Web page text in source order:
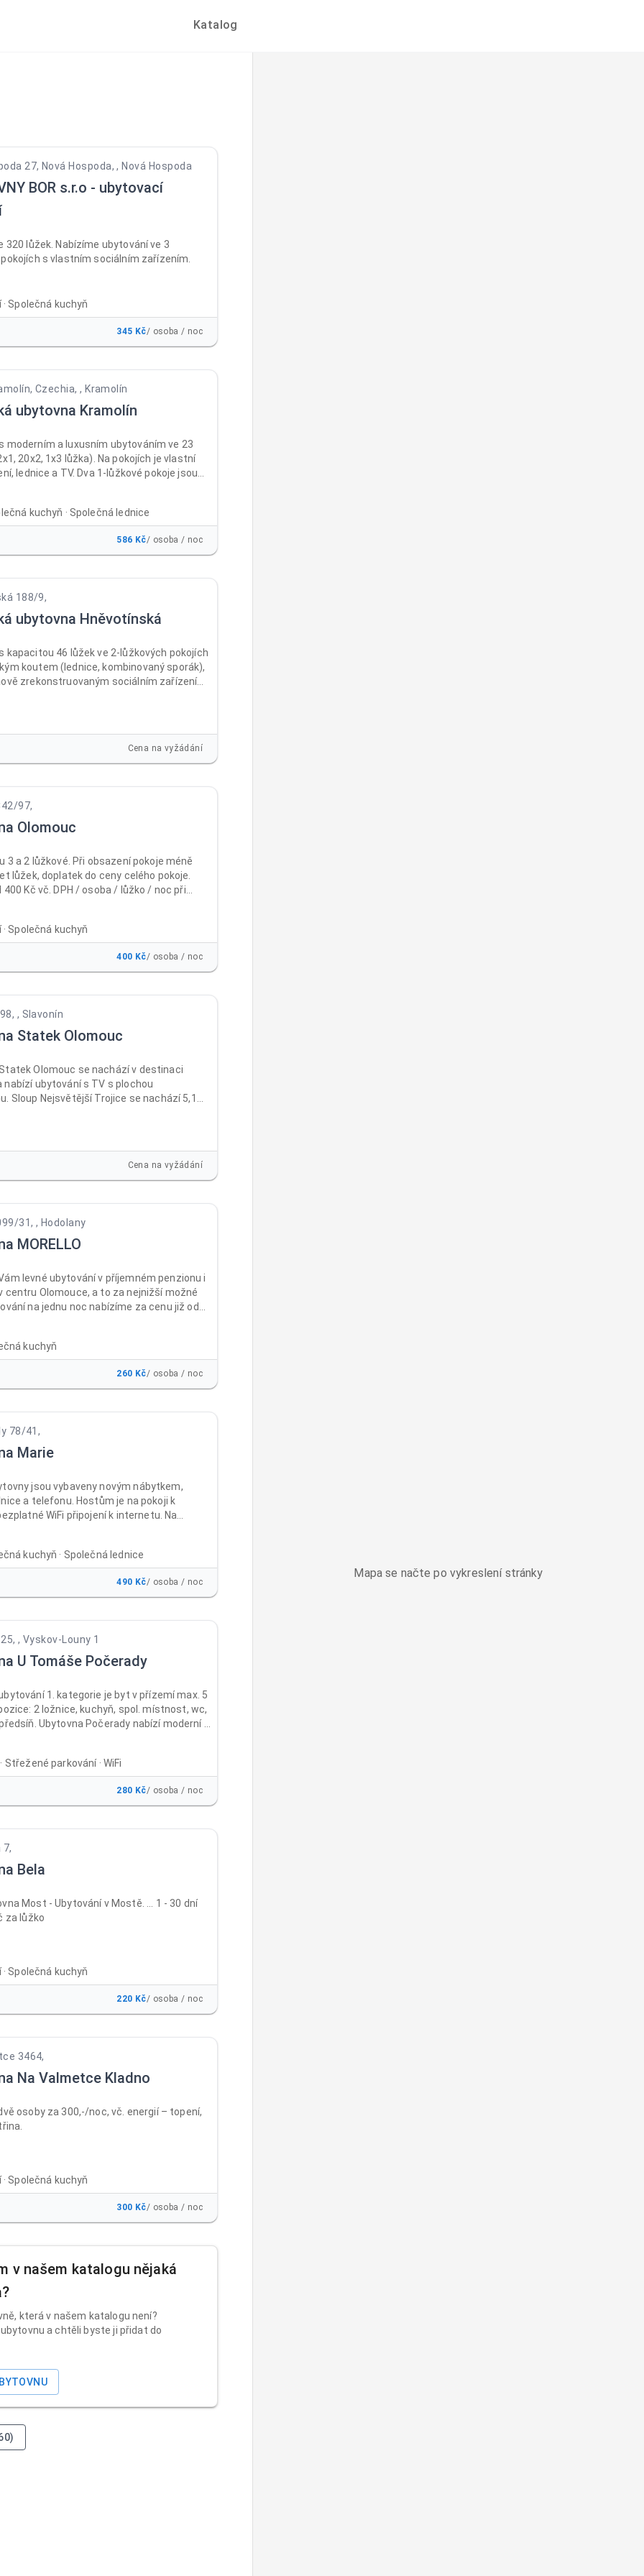
Katalog
27, Nová Hospoda, , Nová Hospoda
BOR s.r.o - ubytovací
320 lůžek. Nabízíme ubytování ve 3
pokojích s vlastním sociálním zařízením.
· Společná kuchyň
345 Kč/ osoba / noc
Czechia, , Kramolín
ubytovna Kramolín
moderním a luxusním ubytováním ve 23
20x2, 1x3 lůžka). Na pokojích je vlastní
lednice a TV. Dva 1-lůžkové pokoje jsou
kol, prádelna, společná kuchyň,
na grilování a zahradní párty. Ubytovna je
celý rok.
kuchyň · Společná lednice
586 Kč/ osoba / noc
188/9,
ubytovna Hněvotínská
kapacitou 46 lůžek ve 2-lůžkových pokojích
koutem (lednice, kombinovaný sporák),
zrekonstruovaným sociálním zařízením
Na pokojích je povlečení, ručníky a
Cena na vyžádání
97,
Olomouc
3 a 2 lůžkové. Při obsazení pokoje méně
lůžek, doplatek do ceny celého pokoje.
400 Kč vč. DPH / osoba / lůžko / noc při
/ noc 15 - 30 nocí 450 Kč / osoba / lůžko
Cena již obsahuje poplatek městu 21Kč/noc
· Společná kuchyň
400 Kč/ osoba / noc
, Slavonín
Statek Olomouc
Olomouc se nachází v destinaci
nabízí ubytování s TV s plochou
Sloup Nejsvětější Trojice se nachází 5,1
soukromé parkoviště.
Cena na vyžádání
31, , Hodolany
MORELLO
levné ubytování v příjemném penzionu i
centru Olomouce, a to za nejnižší možné
na jednu noc nabízíme za cenu již od
téměř v centru města Olomouc, a to
Holého, naproti prodejně Baumax
klidné ubytování ve 2-3lůžkových
kuchyň
260 Kč/ osoba / noc
78/41,
Marie
jsou vybaveny novým nábytkem,
a telefonu. Hostům je na pokoji k
WiFi připojení k internetu. Na
místnost s velkoplošnou televizí, sprchy,
mikrovlnných troubách nebo na sporácích
den. Mimo kuřárny na balkonech je celá
Ubytováváme od 14:00, jinak předchozí
kuchyň · Společná lednice
490 Kč/ osoba / noc
, Vyskov-Louny 1
U Tomáše Počerady
1. kategorie je byt v přízemí max. 5
2 ložnice, kuchyň, spol. místnost, wc,
Ubytovna Počerady nabízí moderní a
a ušetřit čas i peníze za dojíždění.
vybavením, na rozhraní okresů Most
(15km).
Střežené parkování · WiFi
280 Kč/ osoba / noc
Bela
Most - Ubytování v Mostě. ... 1 - 30 dní
za lůžko
· Společná kuchyň
220 Kč/ osoba / noc
3464,
Na Valmetce Kladno
osoby za 300,-/noc, vč. energií – topení,
· Společná kuchyň
300 Kč/ osoba / noc
v našem katalogu nějaká
která v našem katalogu není?
a chtěli byste ji přidat do
Mapa se načte po vykreslení stránky